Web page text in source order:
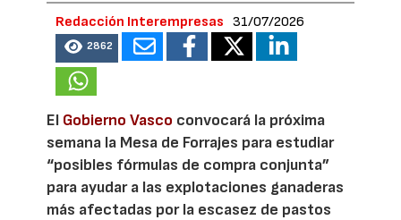
Redacción Interempresas 31/07/2026
2862
El Gobierno Vasco convocará la próxima
semana la Mesa de Forrajes para estudiar
“posibles fórmulas de compra conjunta”
para ayudar a las explotaciones ganaderas
más afectadas por la escasez de pastos